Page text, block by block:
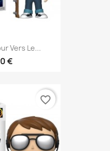
Vers Le...
€
favorite_border